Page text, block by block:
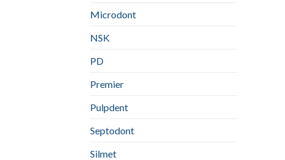
Microdont
NSK
PD
Premier
Pulpdent
Septodont
Silmet